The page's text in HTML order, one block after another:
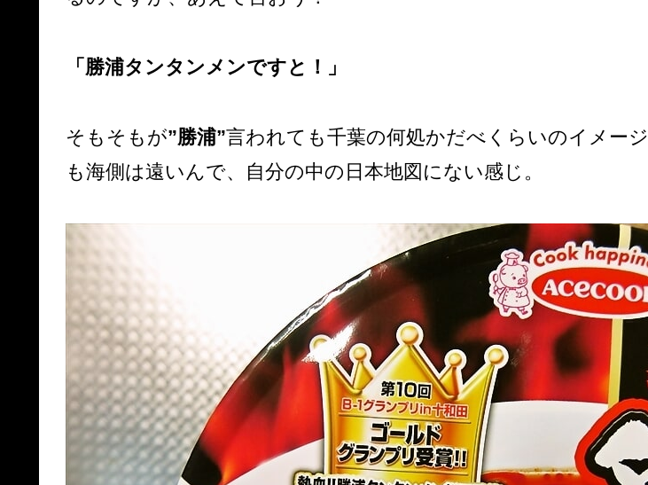
「勝浦タンタンメンですと！」
そもそもが”勝浦”言われても千葉の何処かだべくらいのイメー
も海側は遠いんで、自分の中の日本地図にない感じ。